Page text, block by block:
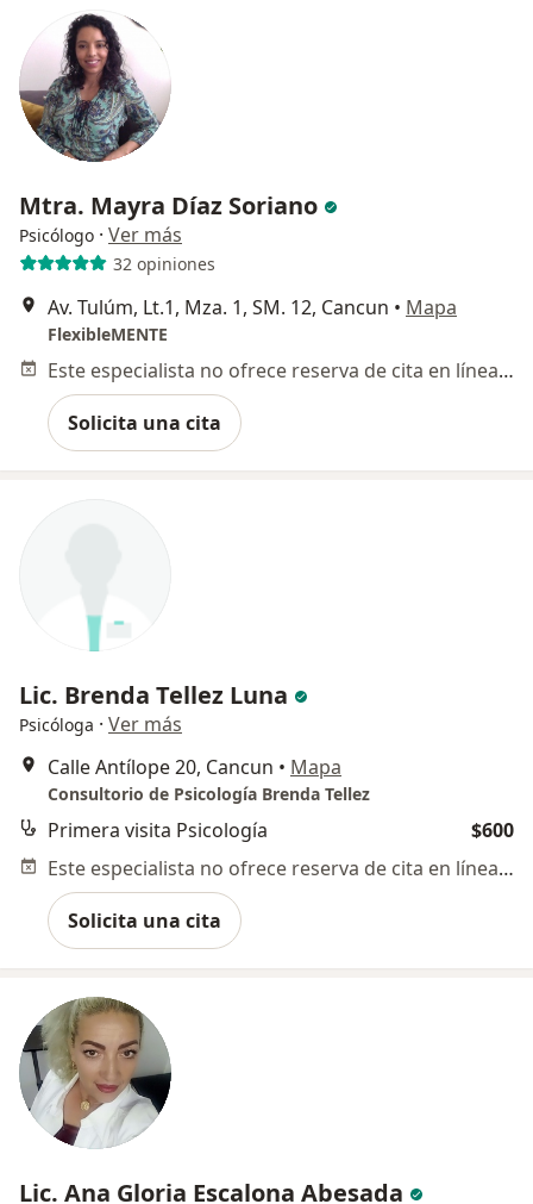
Mtra. Mayra Díaz Soriano
Psicólogo · Ver más
32 opiniones
Av. Tulúm, Lt.1, Mza. 1, SM. 12, Cancun • Mapa
FlexibleMENTE
Este especialista no ofrece reserva de cita en línea en esta dirección.
Solicita una cita
Lic. Brenda Tellez Luna
Psicóloga · Ver más
Calle Antílope 20, Cancun • Mapa
Consultorio de Psicología Brenda Tellez
Primera visita Psicología
$600
Este especialista no ofrece reserva de cita en línea en esta dirección.
Solicita una cita
Lic. Ana Gloria Escalona Abesada